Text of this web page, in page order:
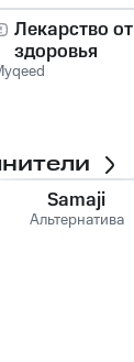
Лекарство от
здоровья
Samaji
Альтернатива